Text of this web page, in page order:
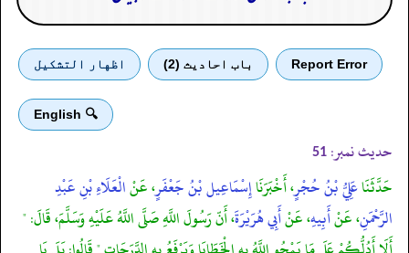
Report Error باب احادیث (2) اظهار التشكيل
🔍 English
حدیث نمبر: 51
حَدَّثَنَاعَلِيُّ بْنُ حُجْرٍ، أَخْبَرَنَاإِسْمَاعِيل بْنُ جَعْفَرٍ، عَنْالْعَلَاءِ بْنِ عَبْدِ
الرَّحْمَنِ، عَنْأَبِيهِ، عَنْأَبِي هُرَيْرَةَ، أَنّ رَسُولَ اللَّهِ صَلَّى اللَّهُ عَلَيْهِ وَسَلَّمَ، قَالَ: "